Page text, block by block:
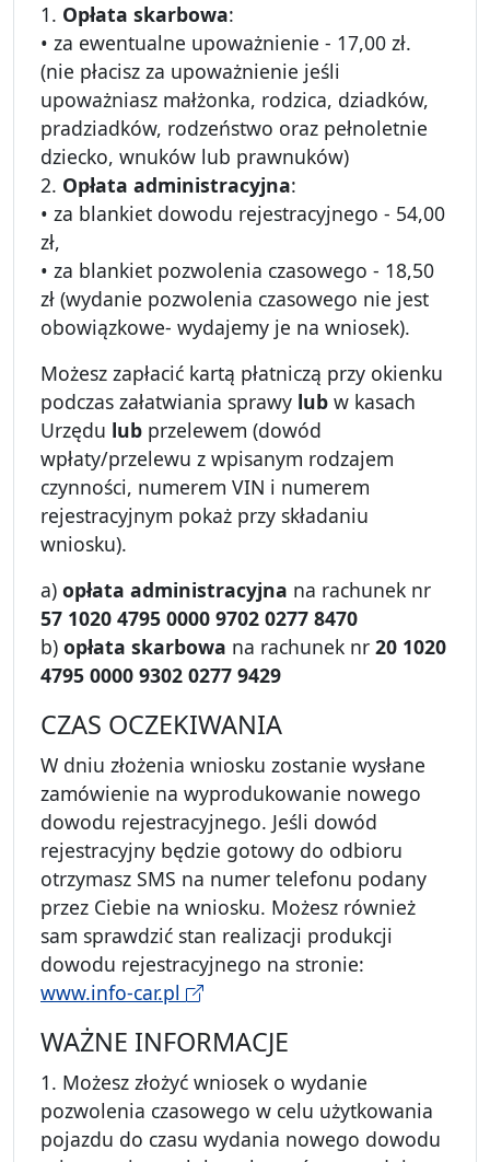
1. Opłata skarbowa:
• za ewentualne upoważnienie - 17,00 zł.
(nie płacisz za upoważnienie jeśli
upoważniasz małżonka, rodzica, dziadków,
pradziadków, rodzeństwo oraz pełnoletnie
dziecko, wnuków lub prawnuków)
2. Opłata administracyjna:
• za blankiet dowodu rejestracyjnego - 54,00
zł,
• za blankiet pozwolenia czasowego - 18,50
zł (wydanie pozwolenia czasowego nie jest
obowiązkowe- wydajemy je na wniosek).
Możesz zapłacić kartą płatniczą przy okienku
podczas załatwiania sprawy lub w kasach
Urzędu lub przelewem (dowód
wpłaty/przelewu z wpisanym rodzajem
czynności, numerem VIN i numerem
rejestracyjnym pokaż przy składaniu
wniosku).
a) opłata administracyjna na rachunek nr
57 1020 4795 0000 9702 0277 8470
b) opłata skarbowa na rachunek nr 20 1020
4795 0000 9302 0277 9429
CZAS OCZEKIWANIA
W dniu złożenia wniosku zostanie wysłane
zamówienie na wyprodukowanie nowego
dowodu rejestracyjnego. Jeśli dowód
rejestracyjny będzie gotowy do odbioru
otrzymasz SMS na numer telefonu podany
przez Ciebie na wniosku. Możesz również
sam sprawdzić stan realizacji produkcji
dowodu rejestracyjnego na stronie:
www.info-car.pl
WAŻNE INFORMACJE
1. Możesz złożyć wniosek o wydanie
pozwolenia czasowego w celu użytkowania
pojazdu do czasu wydania nowego dowodu